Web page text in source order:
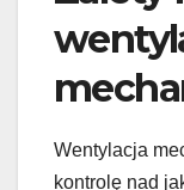
Wentylacja
kontrolę nad